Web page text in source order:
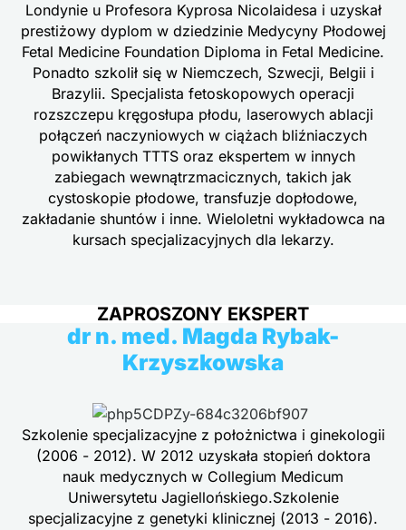
Londynie u Profesora Kyprosa Nicolaidesa i uzyskał
prestiżowy dyplom w dziedzinie Medycyny Płodowej
Fetal Medicine Foundation Diploma in Fetal Medicine.
Ponadto szkolił się w Niemczech, Szwecji, Belgii i
Brazylii. Specjalista fetoskopowych operacji
rozszczepu kręgosłupa płodu, laserowych ablacji
połączeń naczyniowych w ciążach bliźniaczych
powikłanych TTTS oraz ekspertem w innych
zabiegach wewnątrzmacicznych, takich jak
cystoskopie płodowe, transfuzje dopłodowe,
zakładanie shuntów i inne. Wieloletni wykładowca na
kursach specjalizacyjnych dla lekarzy.
ZAPROSZONY EKSPERT
dr n. med. Magda Rybak-
Krzyszkowska
Szkolenie specjalizacyjne z położnictwa i ginekologii
(2006 - 2012). W 2012 uzyskała stopień doktora
nauk medycznych w Collegium Medicum
Uniwersytetu Jagiellońskiego.Szkolenie
specjalizacyjne z genetyki klinicznej (2013 - 2016).